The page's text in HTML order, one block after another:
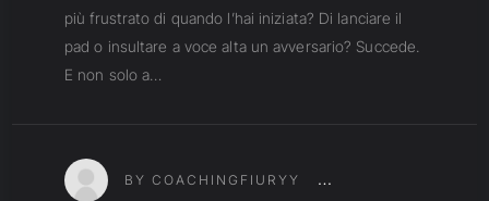
più frustrato di quando l’hai iniziata? Di lanciare il
pad o insultare a voce alta un avversario? Succede.
E non solo a…
BY COACHINGFIURYY